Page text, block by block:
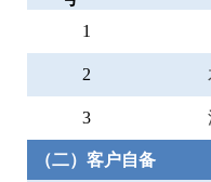
1
2
3
（二）客户自备